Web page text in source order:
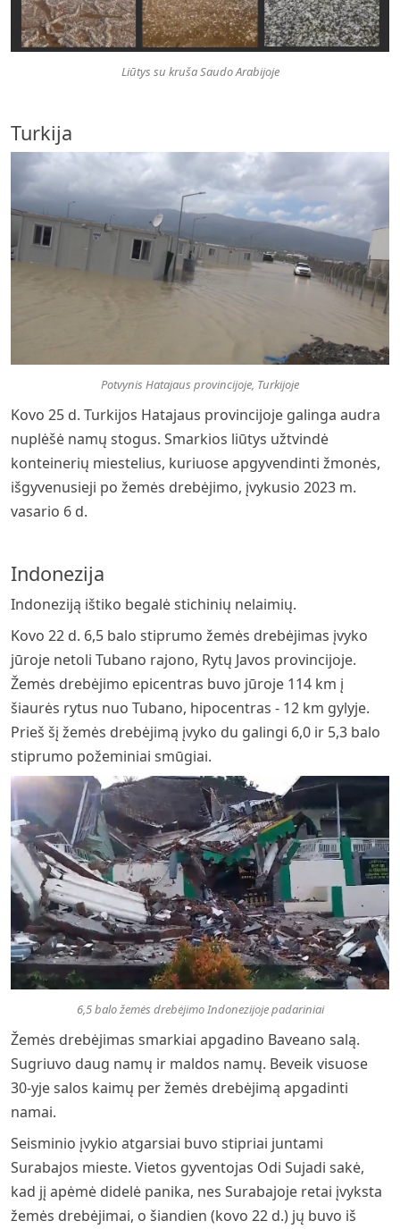
Liūtys su kruša Saudo Arabijoje
Turkija
Potvynis Hatajaus provincijoje, Turkijoje
Kovo 25 d. Turkijos Hatajaus provincijoje galinga audra
nuplėšė namų stogus. Smarkios liūtys užtvindė
konteinerių miestelius, kuriuose apgyvendinti žmonės,
išgyvenusieji po žemės drebėjimo, įvykusio 2023 m.
vasario 6 d.
Indonezija
Indoneziją ištiko begalė stichinių nelaimių.
Kovo 22 d. 6,5 balo stiprumo žemės drebėjimas įvyko
jūroje netoli Tubano rajono, Rytų Javos provincijoje.
Žemės drebėjimo epicentras buvo jūroje 114 km į
šiaurės rytus nuo Tubano, hipocentras - 12 km gylyje.
Prieš šį žemės drebėjimą įvyko du galingi 6,0 ir 5,3 balo
stiprumo požeminiai smūgiai.
6,5 balo žemės drebėjimo Indonezijoje padariniai
Žemės drebėjimas smarkiai apgadino Baveano salą.
Sugriuvo daug namų ir maldos namų. Beveik visuose
30-yje salos kaimų per žemės drebėjimą apgadinti
namai.
Seisminio įvykio atgarsiai buvo stipriai juntami
Surabajos mieste. Vietos gyventojas Odi Sujadi sakė,
kad jį apėmė didelė panika, nes Surabajoje retai įvyksta
žemės drebėjimai, o šiandien (kovo 22 d.) jų buvo iš